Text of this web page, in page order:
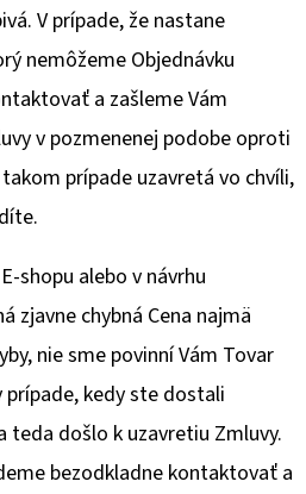
V prípade, že nastane
nemôžeme Objednávku
a zašleme Vám
v pozmenenej podobe oproti
prípade uzavretá vo chvíli,
shopu alebo v návrhu
zjavne chybná Cena najmä
nie sme povinní Vám Tovar
kedy ste dostali
teda došlo k uzavretiu Zmluvy.
bezodkladne kontaktovať a